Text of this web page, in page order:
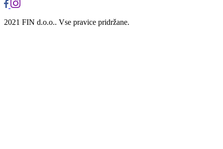
2021 FIN d.o.o.. Vse pravice pridržane.